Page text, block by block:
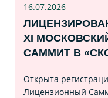
16.07.2026
XI
САММИТ В
Открыта
Лицензионный